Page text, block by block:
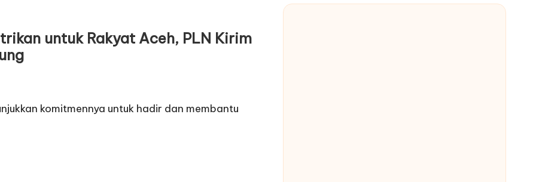
untuk Rakyat Aceh, PLN Kirim
komitmennya untuk hadir dan membantu